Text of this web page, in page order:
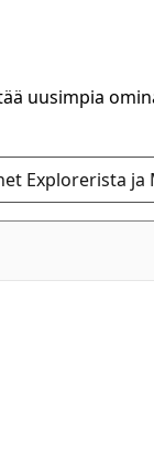
uusimpia
Explorerista ja